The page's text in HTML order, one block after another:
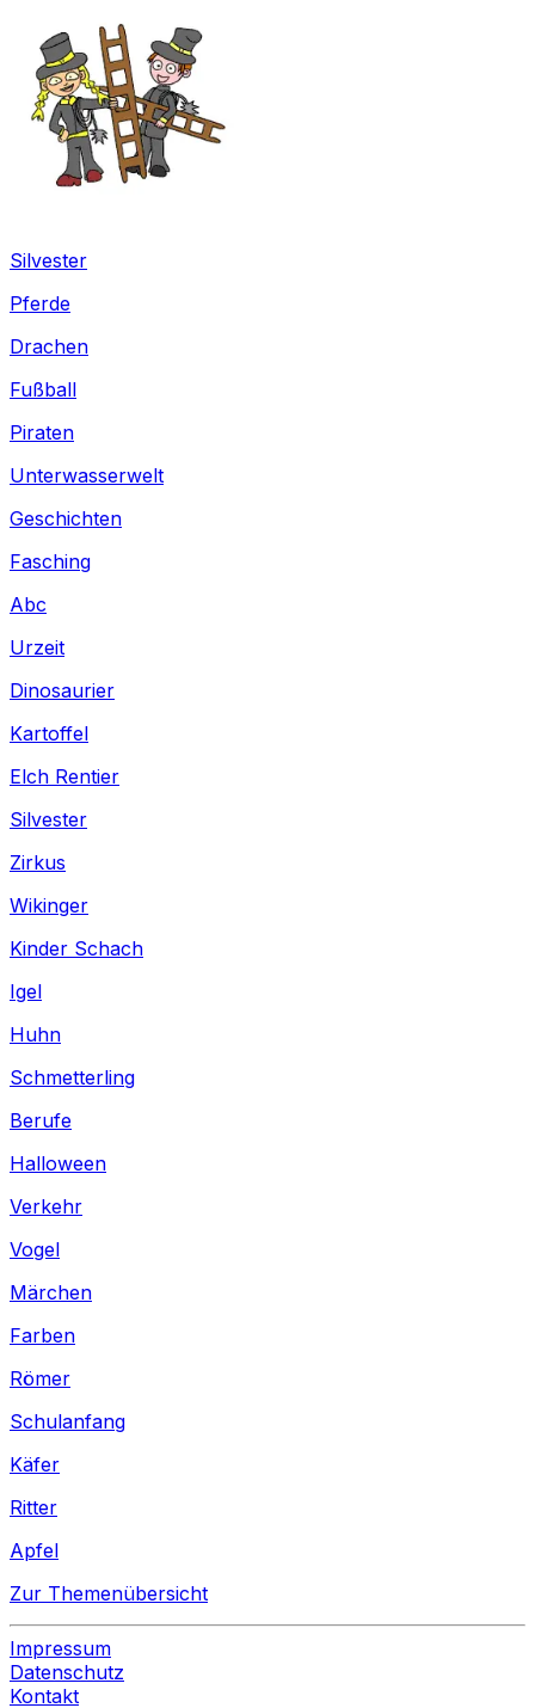
Silvester
Pferde
Drachen
Fußball
Piraten
Unterwasserwelt
Geschichten
Fasching
Abc
Urzeit
Dinosaurier
Kartoffel
Elch Rentier
Silvester
Zirkus
Wikinger
Kinder Schach
Igel
Huhn
Schmetterling
Berufe
Halloween
Verkehr
Vogel
Märchen
Farben
Römer
Schulanfang
Käfer
Ritter
Apfel
Zur Themenübersicht
Impressum
Datenschutz
Kontakt